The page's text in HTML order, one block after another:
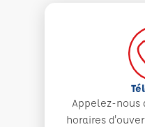
Appelez-nous
horaires